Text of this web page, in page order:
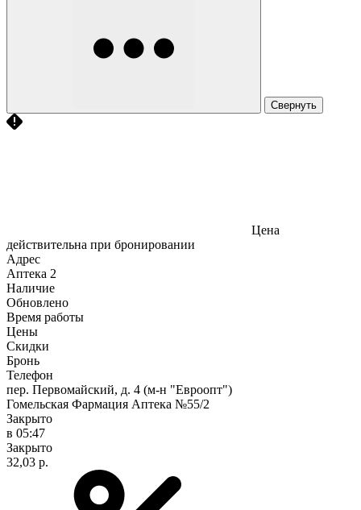
Свернуть
Цена
действительна при бронировании
Адрес
Аптека 2
Наличие
Обновлено
Время работы
Цены
Скидки
Бронь
Телефон
пер. Первомайский, д. 4 (м-н "Евроопт")
Гомельская Фармация Аптека №55/2
Закрыто
в 05:47
Закрыто
32,03 р.